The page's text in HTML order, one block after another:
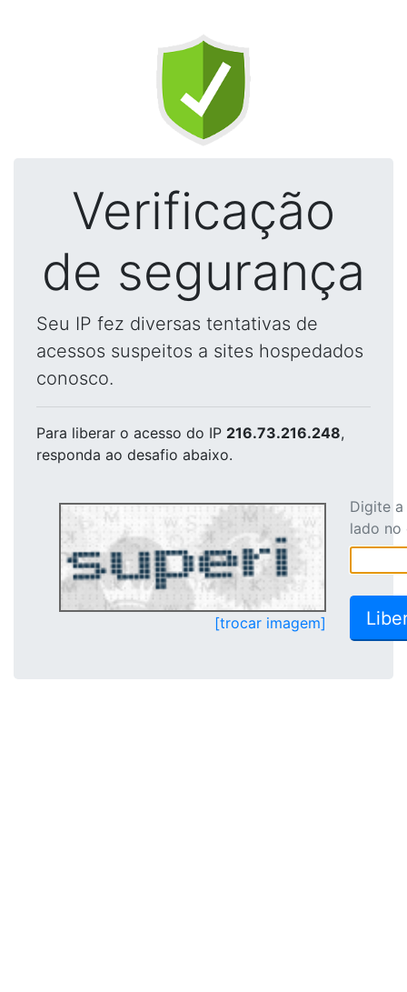
Verificação
de segurança
Seu IP fez diversas tentativas de
acessos suspeitos a sites hospedados
conosco.
Para liberar o acesso do IP 216.73.216.248,
responda ao desafio abaixo.
[trocar imagem]
Digite
lado no